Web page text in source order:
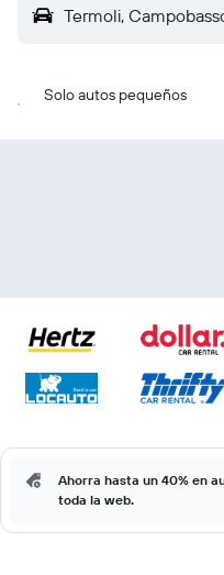
Termoli,
Solo autos pequeños
Ahorra hasta un 40% en
toda la web.